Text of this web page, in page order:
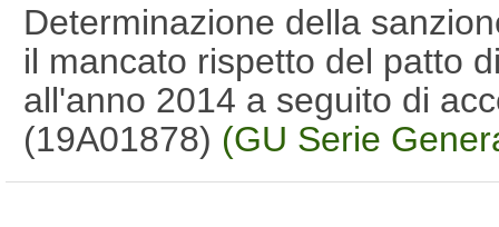
Determinazione della
il mancato rispetto del patto
all'anno 2014 a seguito di
(19A01878) (GU Serie